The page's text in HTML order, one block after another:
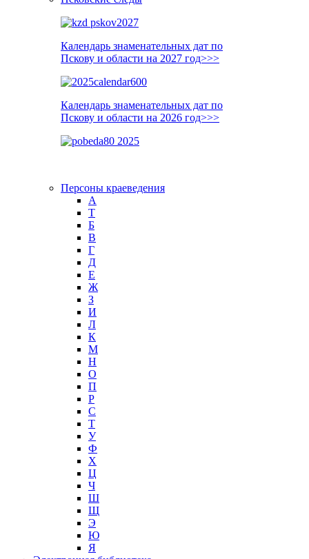
Календарь знаменательных дат по
Пскову и области на 2027 год>>>
Календарь знаменательных дат по
Пскову и области на 2026 год>>>
Персоны краеведения
А
T
Б
В
Г
Д
Е
Ж
З
И
Л
К
М
Н
О
П
Р
С
Т
У
Ф
Х
Ц
Ч
Ш
Щ
Э
Ю
Я